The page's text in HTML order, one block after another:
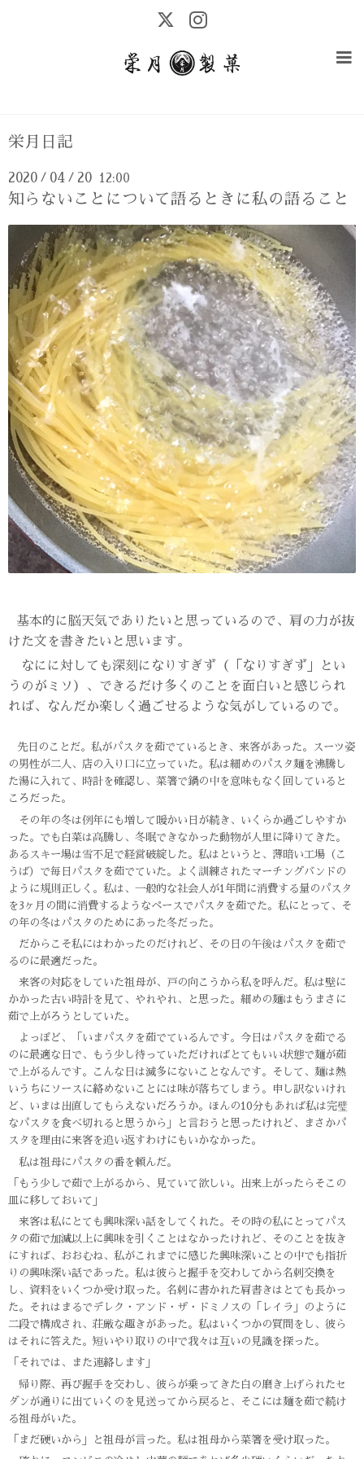
栄月日記
2020 / 04 / 20 12:00
知らないことについて語るときに私の語ること
基本的に脳天気でありたいと思っているので、肩の力が抜
けた文を書きたいと思います。
なにに対しても深刻になりすぎず（「なりすぎず」とい
うのがミソ）、できるだけ多くのことを面白いと感じられ
れば、なんだか楽しく過ごせるような気がしているので。
先日のことだ。私がパスタを茹でているとき、来客があった。スーツ姿
の男性が二人、店の入り口に立っていた。私は細めのパスタ麺を沸騰し
た湯に入れて、時計を確認し、菜箸で鍋の中を意味もなく回していると
ころだった。
その年の冬は例年にも増して暖かい日が続き、いくらか過ごしやすか
った。でも白菜は高騰し、冬眠できなかった動物が人里に降りてきた。
あるスキー場は雪不足で経営破綻した。私はというと、薄暗い工場（こ
うば）で毎日パスタを茹でていた。よく訓練されたマーチングバンドの
ように規則正しく。私は、一般的な社会人が1年間に消費する量のパスタ
を3ヶ月の間に消費するようなペースでパスタを茹でた。私にとって、そ
の年の冬はパスタのためにあった冬だった。
だからこそ私にはわかったのだけれど、その日の午後はパスタを茹で
るのに最適だった。
来客の対応をしていた祖母が、戸の向こうから私を呼んだ。私は壁に
かかった古い時計を見て、やれやれ、と思った。細めの麺はもうまさに
茹で上がろうとしていた。
よっぽど、「いまパスタを茹でているんです。今日はパスタを茹でる
のに最適な日で、もう少し待っていただければとてもいい状態で麺が茹
で上がるんです。こんな日は滅多にないことなんです。そして、麺は熱
いうちにソースに絡めないことには味が落ちてしまう。申し訳ないけれ
ど、いまは出直してもらえないだろうか。ほんの10分もあれば私は完璧
なパスタを食べ切れると思うから」と言おうと思ったけれど、まさかパ
スタを理由に来客を追い返すわけにもいかなかった。
私は祖母にパスタの番を頼んだ。
「もう少しで茹で上がるから、見ていて欲しい。出来上がったらそこの
皿に移しておいて」
来客は私にとても興味深い話をしてくれた。その時の私にとってパス
タの茹で加減以上に興味を引くことはなかったけれど、そのことを抜き
にすれば、おおむね、私がこれまでに感じた興味深いことの中でも指折
りの興味深い話であった。私は彼らと握手を交わしてから名刺交換を
し、資料をいくつか受け取った。名刺に書かれた肩書きはとても長かっ
た。それはまるでデレク・アンド・ザ・ドミノスの「レイラ」のように
二段で構成され、荘厳な趣きがあった。私はいくつかの質問をし、彼ら
はそれに答えた。短いやり取りの中で我々は互いの見識を探った。
「それでは、また連絡します」
帰り際、再び握手を交わし、彼らが乗ってきた白の磨き上げられたセ
ダンが通りに出ていくのを見送ってから戻ると、そこには麺を茹で続け
る祖母がいた。
「まだ硬いから」と祖母が言った。私は祖母から菜箸を受け取った。